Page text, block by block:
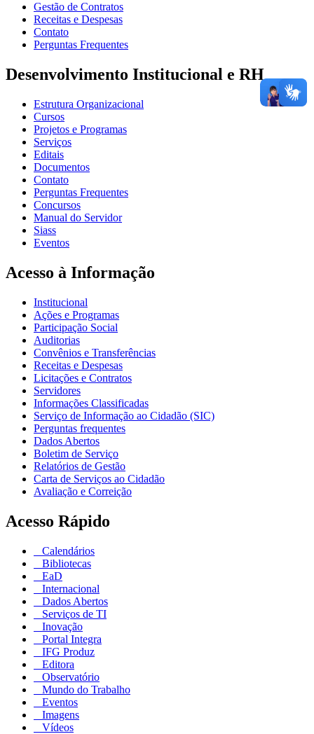
Gestão de Contratos
Receitas e Despesas
Contato
Perguntas Frequentes
Desenvolvimento Institucional e RH
Estrutura Organizacional
Cursos
Projetos e Programas
Serviços
Editais
Documentos
Contato
Perguntas Frequentes
Concursos
Manual do Servidor
Siass
Eventos
Acesso à Informação
Institucional
Ações e Programas
Participação Social
Auditorias
Convênios e Transferências
Receitas e Despesas
Licitações e Contratos
Servidores
Informações Classificadas
Serviço de Informação ao Cidadão (SIC)
Perguntas frequentes
Dados Abertos
Boletim de Serviço
Relatórios de Gestão
Carta de Serviços ao Cidadão
Avaliação e Correição
Acesso Rápido
Calendários
Bibliotecas
EaD
Internacional
Dados Abertos
Serviços de TI
Inovação
Portal Integra
IFG Produz
Editora
Observatório
Mundo do Trabalho
Eventos
Imagens
Vídeos